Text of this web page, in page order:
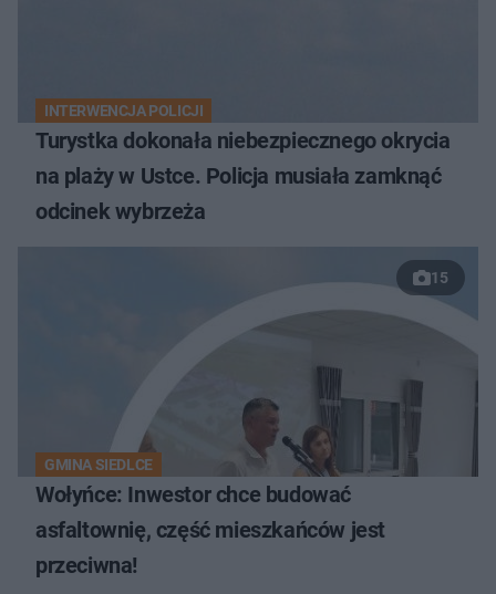
INTERWENCJA POLICJI
Turystka dokonała niebezpiecznego okrycia
na plaży w Ustce. Policja musiała zamknąć
odcinek wybrzeża
15
GMINA SIEDLCE
Wołyńce: Inwestor chce budować
asfaltownię, część mieszkańców jest
przeciwna!